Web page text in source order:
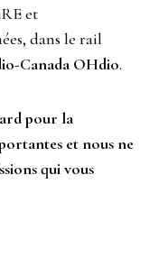
et
dans le rail
Canada OHdio.
pour la
et nous ne
qui vous